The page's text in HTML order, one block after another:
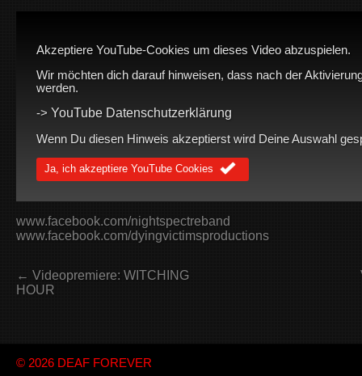
Akzeptiere YouTube-Cookies um dieses Video abzuspielen.
Wir möchten dich darauf hinweisen, dass nach der
werden.
-> YouTube Datenschutzerklärung
Wenn Du diesen Hinweis akzeptierst wird Deine Auswahl
Ja, ich akzeptiere YouTube Cookies
www.facebook.com/nightspectreband
www.facebook.com/dyingvictimsproductions
← Videopremiere: WITCHING
HOUR
© 2026 DEAF FOREVER